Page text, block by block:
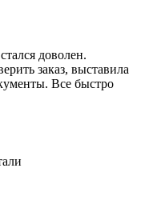
доволен.
заказ, выставила
Все быстро